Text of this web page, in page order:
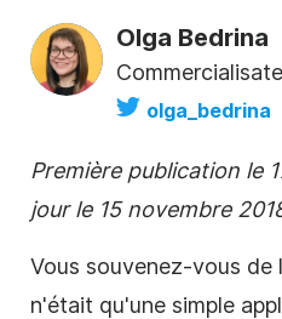
Olga Bedrina
olga_bedrina
Première publication le
jour le 15 novembre
Vous souvenez-vous de
n'était qu'une simple